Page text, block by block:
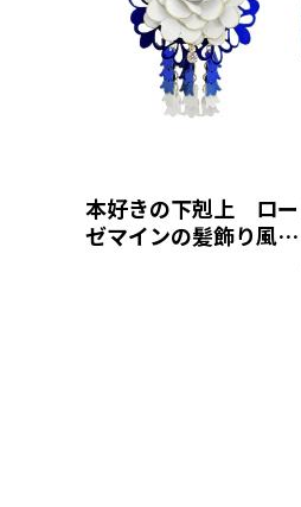
本好きの下剋上 ロー
ゼマインの髪飾り風ブ